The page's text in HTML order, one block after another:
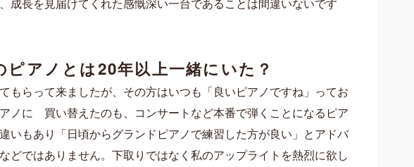
アノとは20年以上一緒にいた？
もらって来ましたが、その方はいつも「良いピアノですね」ってお
ノに 買い替えたのも、
コンサートなど本番で弾くことになるピア
いもあり 「日頃からグランドピアノで練習した方が良い」とアドバ
どではありません。下取りではなく私のアップライトを熱烈に欲し